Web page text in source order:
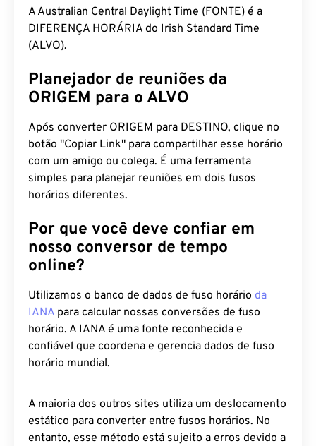
A Australian Central Daylight Time (FONTE) é a
DIFERENÇA HORÁRIA do Irish Standard Time
(ALVO).
Planejador de reuniões da
ORIGEM para o ALVO
Após converter ORIGEM para DESTINO, clique no
botão "Copiar Link" para compartilhar esse horário
com um amigo ou colega. É uma ferramenta
simples para planejar reuniões em dois fusos
horários diferentes.
Por que você deve confiar em
nosso conversor de tempo
online?
Utilizamos o banco de dados de fuso horário da
IANA para calcular nossas conversões de fuso
horário. A IANA é uma fonte reconhecida e
confiável que coordena e gerencia dados de fuso
horário mundial.
A maioria dos outros sites utiliza um deslocamento
estático para converter entre fusos horários. No
entanto, esse método está sujeito a erros devido a